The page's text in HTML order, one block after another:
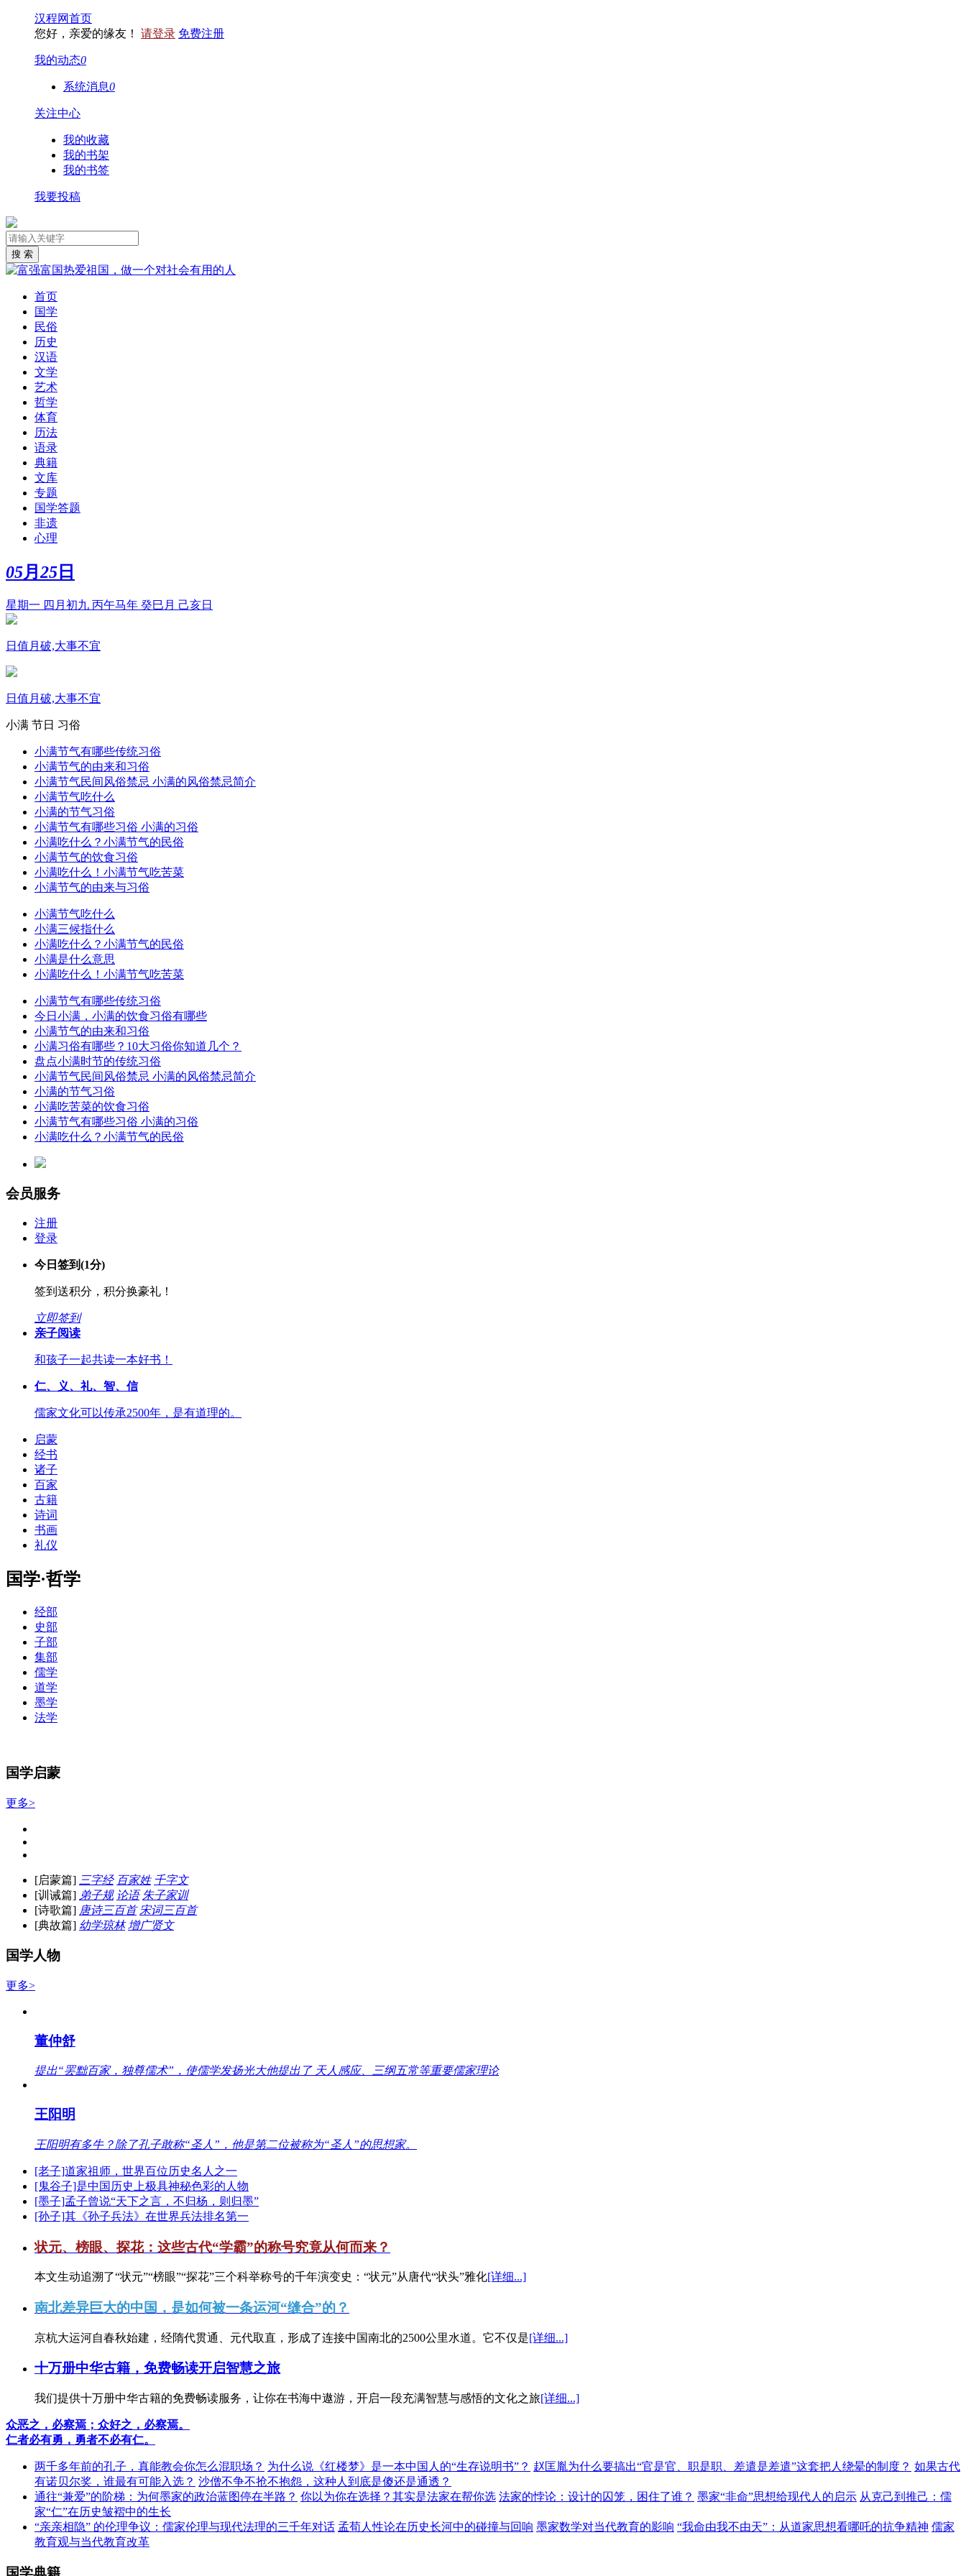
汉程网首页
您好，亲爱的缘友！ 请登录 免费注册
我的动态0
系统消息0
关注中心
我的收藏
我的书架
我的书签
我要投稿
首页
国学
民俗
历史
汉语
文学
艺术
哲学
体育
历法
语录
典籍
文库
专题
国学答题
非遗
心理
05月 25 日
星期一 四月初九 丙午马年 癸巳月 己亥日
日值月破,大事不宜
日值月破,大事不宜
小满 节日 习俗
小满节气有哪些传统习俗
小满节气的由来和习俗
小满节气民间风俗禁忌 小满的风俗禁忌简介
小满节气吃什么
小满的节气习俗
小满节气有哪些习俗 小满的习俗
小满吃什么？小满节气的民俗
小满节气的饮食习俗
小满吃什么！小满节气吃苦菜
小满节气的由来与习俗
小满节气吃什么
小满三候指什么
小满吃什么？小满节气的民俗
小满是什么意思
小满吃什么！小满节气吃苦菜
小满节气有哪些传统习俗
今日小满，小满的饮食习俗有哪些
小满节气的由来和习俗
小满习俗有哪些？10大习俗你知道几个？
盘点小满时节的传统习俗
小满节气民间风俗禁忌 小满的风俗禁忌简介
小满的节气习俗
小满吃苦菜的饮食习俗
小满节气有哪些习俗 小满的习俗
小满吃什么？小满节气的民俗
会员服务
注册
登录
今日签到(1分)
签到送积分，积分换豪礼！
立即签到
亲子阅读
和孩子一起共读一本好书！
仁、义、礼、智、信
儒家文化可以传承2500年，是有道理的。
启蒙
经书
诸子
百家
古籍
诗词
书画
礼仪
国学·哲学
经部
史部
子部
集部
儒学
道学
墨学
法学
国学启蒙
更多>
[启蒙篇] 三字经 百家姓 千字文
[训诫篇] 弟子规 论语 朱子家训
[诗歌篇] 唐诗三百首 宋词三百首
[典故篇] 幼学琼林 增广贤文
国学人物
更多>
董仲舒
提出“罢黜百家，独尊儒术”，使儒学发扬光大他提出了 天人感应、三纲五常等重要儒家理论
王阳明
王阳明有多牛？除了孔子敢称“圣人”，他是第二位被称为“圣人”的思想家。
[老子]道家祖师，世界百位历史名人之一
[鬼谷子]是中国历史上极具神秘色彩的人物
[墨子]孟子曾说“天下之言，不归杨，则归墨”
[孙子]其《孙子兵法》在世界兵法排名第一
状元、榜眼、探花：这些古代“学霸”的称号究竟从何而来？
本文生动追溯了“状元”“榜眼”“探花”三个科举称号的千年演变史：“状元”从唐代“状头”雅化[详细...]
南北差异巨大的中国，是如何被一条运河“缝合”的？
京杭大运河自春秋始建，经隋代贯通、元代取直，形成了连接中国南北的2500公里水道。它不仅是[详细...]
十万册中华古籍，免费畅读开启智慧之旅
我们提供十万册中华古籍的免费畅读服务，让你在书海中遨游，开启一段充满智慧与感悟的文化之旅[详细...]
众恶之，必察焉；众好之，必察焉。
仁者必有勇，勇者不必有仁。
两千多年前的孔子，真能教会你怎么混职场？ 为什么说《红楼梦》是一本中国人的“生存说明书”？ 赵匡胤为什么要搞出“官是官、职是职、差遣是差遣”这套把人绕晕的制度？ 如果古代
有诺贝尔奖，谁最有可能入选？ 沙僧不争不抢不抱怨，这种人到底是傻还是通透？
通往“兼爱”的阶梯：为何墨家的政治蓝图停在半路？ 你以为你在选择？其实是法家在帮你选 法家的悖论：设计的囚笼，困住了谁？ 墨家“非命”思想给现代人的启示 从克己到推己：儒
家“仁”在历史皱褶中的生长
“亲亲相隐” 的伦理争议：儒家伦理与现代法理的三千年对话 孟荀人性论在历史长河中的碰撞与回响 墨家数学对当代教育的影响 “我命由我不由天”：从道家思想看哪吒的抗争精神 儒家
教育观与当代教育改革
国学典籍